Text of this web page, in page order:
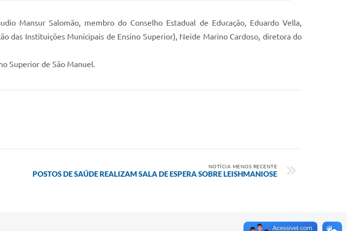
Mansur Salomão, membro do Conselho Estadual de Educação, Eduardo Vella,
das Instituições Municipais de Ensino Superior), Neide Marino Cardoso, diretora do
Superior de São Manuel.
NOTÍCIA MENOS RECENTE
POSTOS DE SAÚDE REALIZAM SALA DE ESPERA SOBRE LEISHMANIOSE